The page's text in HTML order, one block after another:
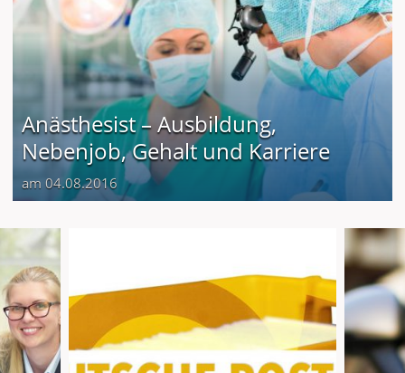
Anästhesist – Ausbildung,
Nebenjob, Gehalt und Karriere
am 04.08.2016